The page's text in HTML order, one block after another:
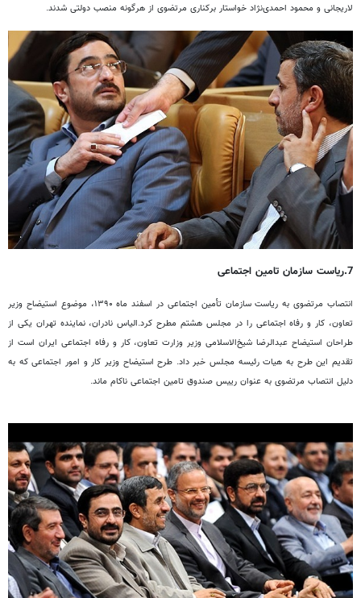
لاریجانی و محمود احمدی‌نژاد خواستار برکناری مرتضوی از هرگونه منصب دولتی شدند.
7.ریاست سازمان تامین اجتماعی
انتصاب مرتضوی به ریاست سازمان تأمین اجتماعی در اسفند ماه ۱۳۹۰، موضوع استیضاح وزیر
تعاون، کار و رفاه اجتماعی را در مجلس هشتم مطرح کرد.الیاس نادران، نماینده تهران یکی از
طراحان استیضاح عبدالرضا شیخ‌الاسلامی وزیر وزارت تعاون، کار و رفاه اجتماعی ایران است از
تقدیم این طرح به هیات رئیسه مجلس خبر داد. طرح استیضاح وزیر کار و امور اجتماعی که به
دلیل انتصاب مرتضوی به عنوان رییس صندوق تامین اجتماعی ناکام ماند.